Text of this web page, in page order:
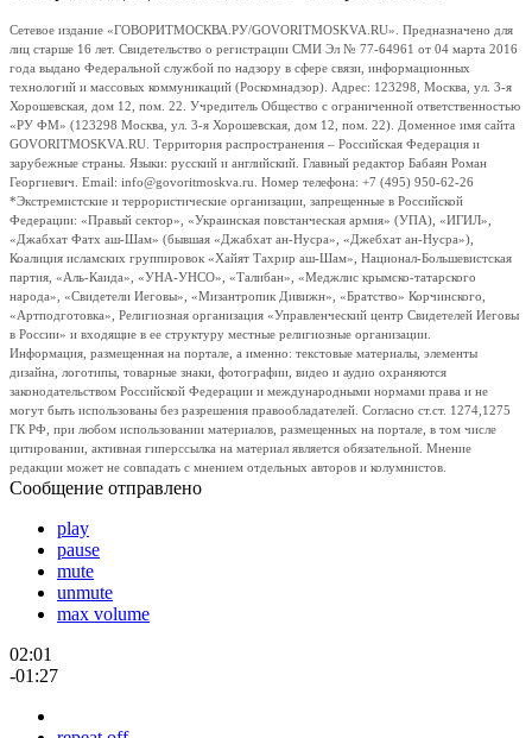
Сетевое издание «ГОВОРИТМОСКВА.РУ/GOVORITMOSKVA.RU». Предназначено для
лиц старше 16 лет. Свидетельство о регистрации СМИ Эл № 77-64961 от 04 марта 2016
года выдано Федеральной службой по надзору в сфере связи, информационных
технологий и массовых коммуникаций (Роскомнадзор). Адрес: 123298, Москва, ул. 3-я
Хорошевская, дом 12, пом. 22. Учредитель Общество с ограниченной ответственностью
«РУ ФМ» (123298 Москва, ул. 3-я Хорошевская, дом 12, пом. 22). Доменное имя сайта
GOVORITMOSKVA.RU. Территория распространения – Российская Федерация и
зарубежные страны. Языки: русский и английский. Главный редактор Бабаян Роман
Георгиевич. Email: info@govoritmoskva.ru. Номер телефона: +7 (495) 950-62-26
*Экстремистские и террористические организации, запрещенные в Российской
Федерации: «Правый сектор», «Украинская повстанческая армия» (УПА), «ИГИЛ»,
«Джабхат Фатх аш-Шам» (бывшая «Джабхат ан-Нусра», «Джебхат ан-Нусра»),
Коалиция исламских группировок «Хайят Тахрир аш-Шам», Национал-Большевистская
партия, «Аль-Каида», «УНА-УНСО», «Талибан», «Меджлис крымско-татарского
народа», «Свидетели Иеговы», «Мизантропик Дивижн», «Братство» Корчинского,
«Артподготовка», Религиозная организация «Управленческий центр Свидетелей Иеговы
в России» и входящие в ее структуру местные религиозные организации.
Информация, размещенная на портале, а именно: текстовые материалы, элементы
дизайна, логотипы, товарные знаки, фотографии, видео и аудио охраняются
законодательством Российской Федерации и международными нормами права и не
могут быть использованы без разрешения правообладателей. Согласно ст.ст. 1274,1275
ГК РФ, при любом использовании материалов, размещенных на портале, в том числе
цитировании, активная гиперссылка на материал является обязательной. Мнение
редакции может не совпадать с мнением отдельных авторов и колумнистов.
Сообщение отправлено
play
pause
mute
unmute
max volume
02:01
-01:27